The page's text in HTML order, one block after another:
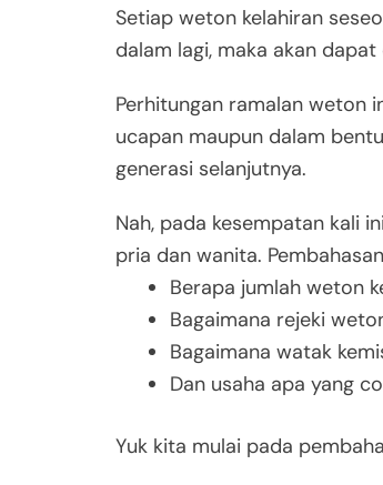
Setiap weton kelahiran
dalam lagi, maka akan
Perhitungan ramalan weton
ucapan maupun dalam
generasi selanjutnya.
Nah, pada kesempatan kali
pria dan wanita.
Berapa jumlah weton
Bagaimana rejeki
Bagaimana watak
Dan usaha apa yang
Yuk kita mulai pada